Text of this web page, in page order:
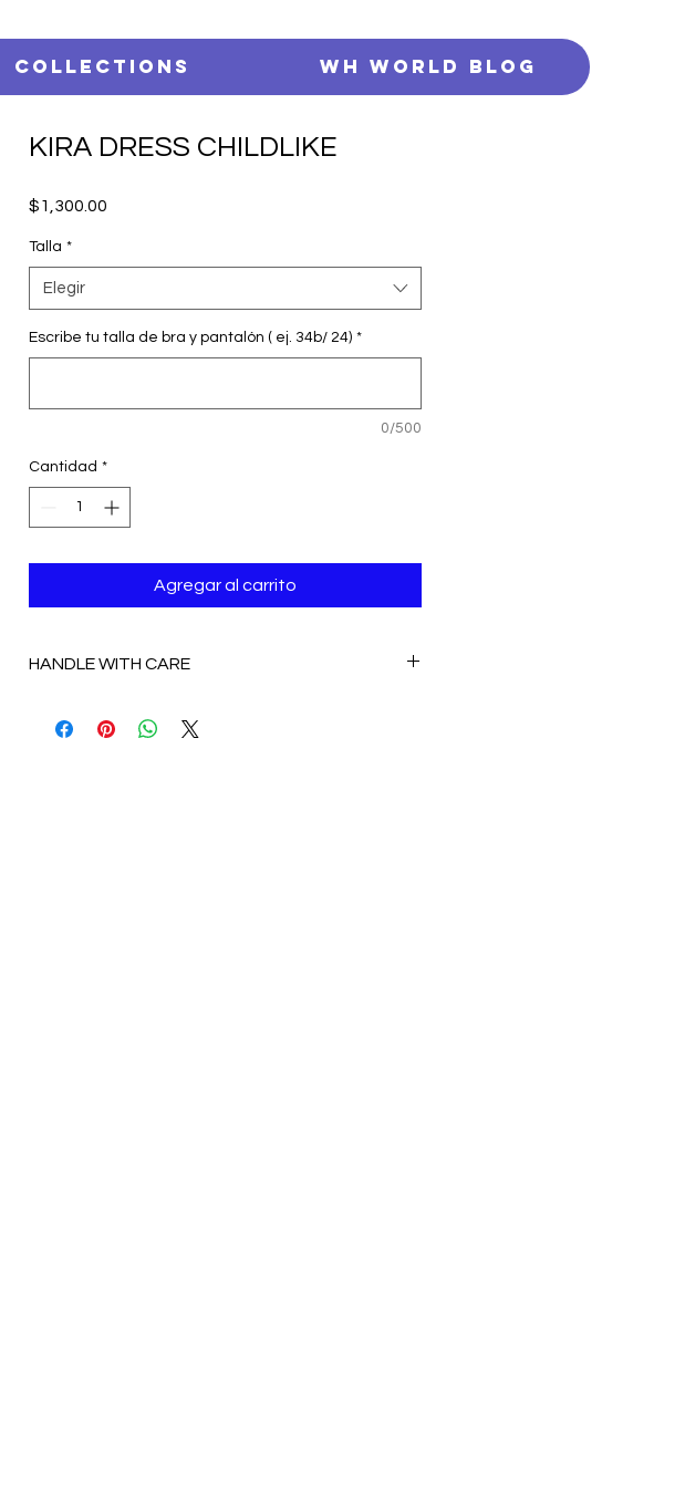
Collections WH WORLD BLOG
KIRA DRESS CHILDLIKE
$1,300.00
Talla *
Elegir
Escribe tu talla de bra y pantalón ( ej. 34b/ 24) *
0/500
Cantidad *
Agregar al carrito
HANDLE WITH CARE
agua fria o en delicado, no secadora , secar colgado.